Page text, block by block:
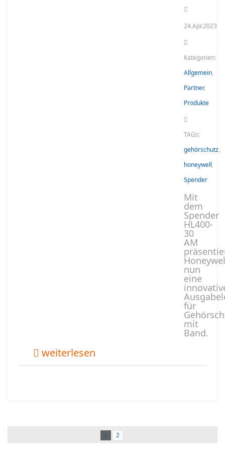
24.Apr.2023
Kategorien:
Allgemein,
Partner,
Produkte
TAGs:
gehörschutz,
honeywell,
Spender
Mit
dem
Spender
HL400-
30
AM
nun
eine
für
mit
Band.
weiterlesen
1 2